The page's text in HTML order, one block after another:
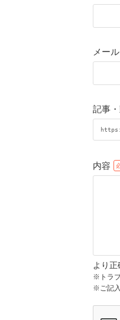
メー
記事
内容
より
※トラ
※ご記